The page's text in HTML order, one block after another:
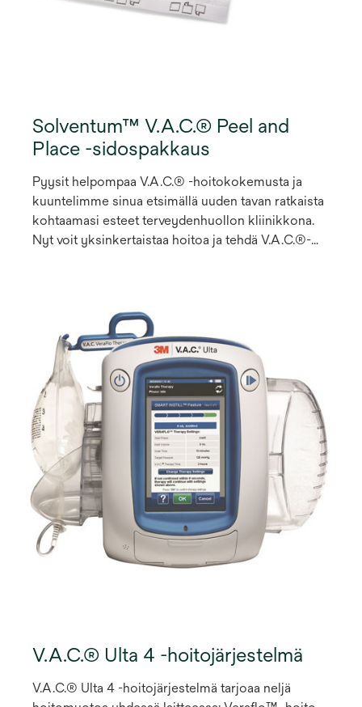
Solventum™ V.A.C.® Peel and
Place -sidospakkaus
Pyysit helpompaa V.A.C.® -hoitokokemusta ja
kuuntelimme sinua etsimällä uuden tavan ratkaista
kohtaamasi esteet terveydenhuollon kliinikkona.
Nyt voit yksinkertaistaa hoitoa ja tehdä V.A.C.®-
seitsemän päivän ajan.
V.A.C.® Ulta 4 -hoitojärjestelmä
V.A.C.® Ulta 4 -hoitojärjestelmä tarjoaa neljä